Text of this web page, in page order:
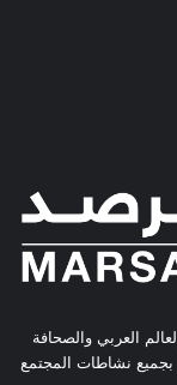
العربي والصحافة
بجميع نشاطات المجتمع